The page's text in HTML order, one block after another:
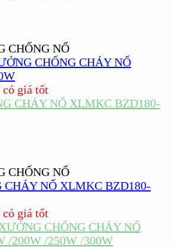
CHỐNG NỔ
CHỐNG CHÁY NỔ
giá tốt
CHỐNG NỔ
CHÁY NỔ XLMKC BZD180-
giá tốt